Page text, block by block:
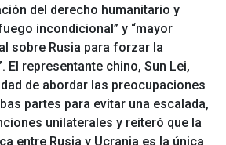
del derecho humanitario y
incondicional” y “mayor
sobre Rusia para forzar la
El representante chino, Sun Lei,
de abordar las preocupaciones
partes para evitar una escalada,
unilaterales y reiteró que la
entre Rusia y Ucrania es la única